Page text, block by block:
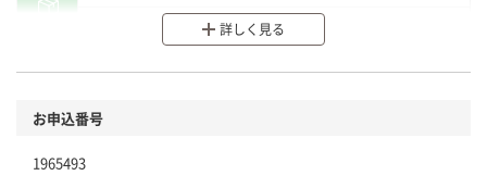
分別・リサイクルしやすい設計
本体
詳しく見る
お申込番号
1965493